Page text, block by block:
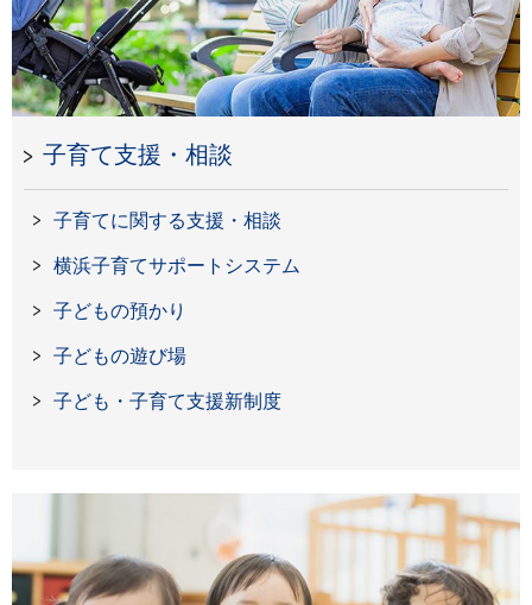
子育て支援・相談
子育てに関する支援・相談
横浜子育てサポートシステム
子どもの預かり
子どもの遊び場
子ども・子育て支援新制度